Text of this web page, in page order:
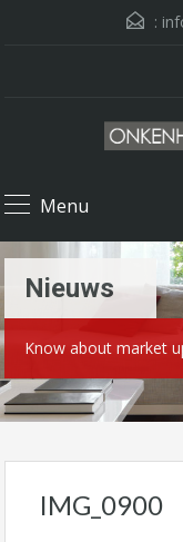
:
Menu
Nieuws
Know about market
IMG_0900